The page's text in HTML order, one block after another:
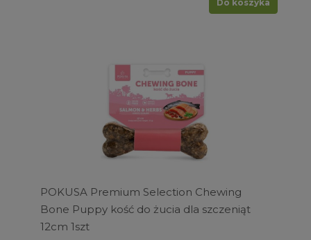
Do koszyka
POKUSA Premium Selection Chewing
Bone Puppy kość do żucia dla szczeniąt
12cm 1szt